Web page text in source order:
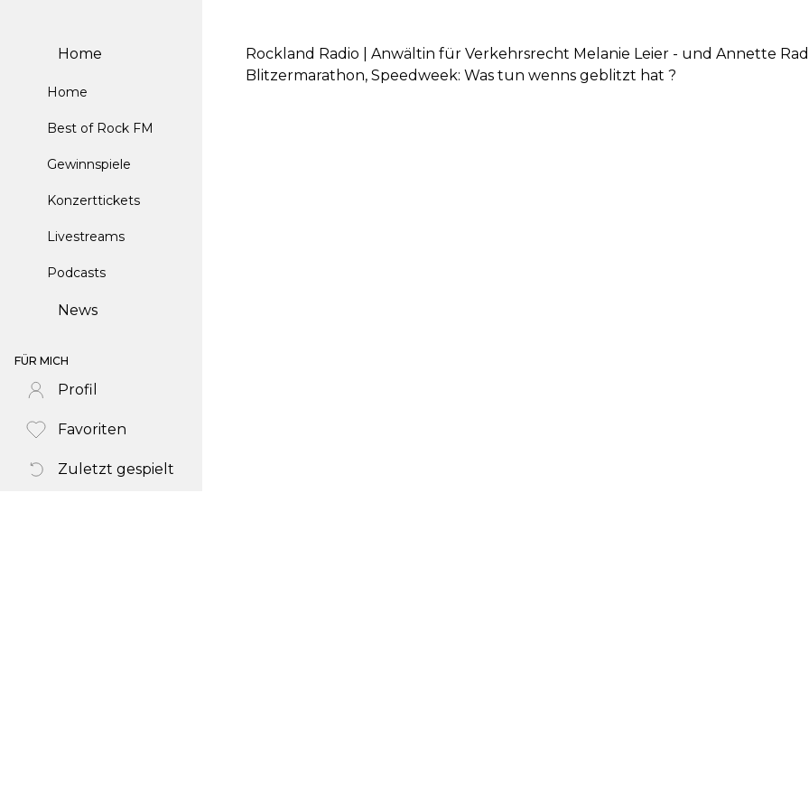
Home
Home
Best of Rock FM
Gewinnspiele
Konzerttickets
Livestreams
Podcasts
News
FÜR MICH
Profil
Favoriten
Zuletzt gespielt
Rockland Radio | Anwältin für Verkehrsrecht Melanie Leier - und Annette
Blitzermarathon, Speedweek: Was tun wenns geblitzt hat ?